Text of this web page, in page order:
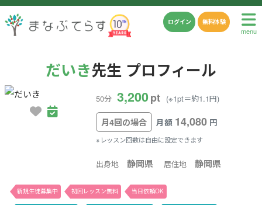
menu
ログイン 無料体験
だいき先生 プロフィール
50分 3,200pt (※1pt＝約1.1円)
月4回の場合 月額 14,080 円
※レッスン回数は自由に設定できます
出身地 静岡県 居住地 静岡県
新規生徒募集中 初回レッスン無料 当日依頼OK